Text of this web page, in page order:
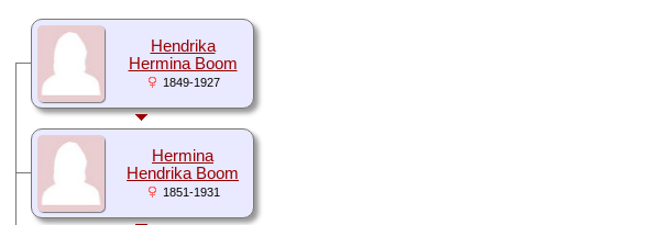
Hendrika
Hermina Boom
1849-1927
Hermina
Hendrika Boom
1851-1931